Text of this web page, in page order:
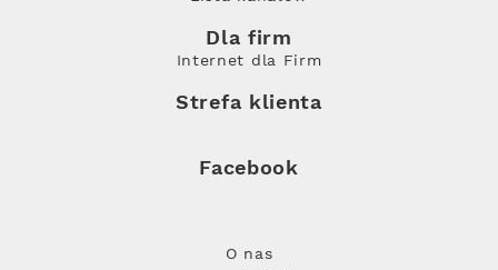
Dla firm
Internet dla Firm
Strefa klienta
Facebook
O nas